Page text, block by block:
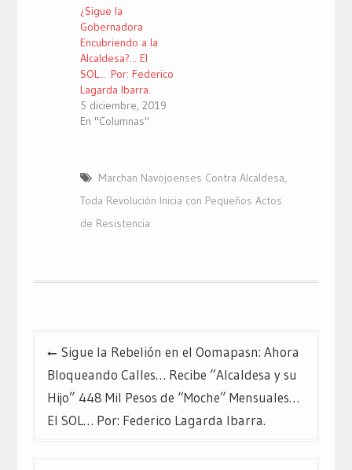
¿Sigue la
Gobernadora
Encubriendo a la
Alcaldesa?... El
SOL... Por: Federico
Lagarda Ibarra.
5 diciembre, 2019
En "Columnas"
Marchan Navojoenses Contra Alcaldesa,
Toda Revolución Inicia con Pequeños Actos
de Resistencia
de
entradas
Sigue la Rebelión en el Oomapasn: Ahora
Bloqueando Calles… Recibe “Alcaldesa y su
Hijo” 448 Mil Pesos de “Moche” Mensuales…
El SOL… Por: Federico Lagarda Ibarra.